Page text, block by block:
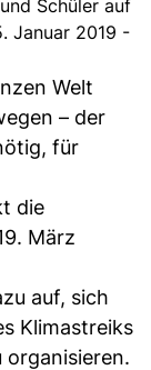
Schüler auf
Januar 2019 -
Welt
– der
für
die
März
auf, sich
Klimastreiks
organisieren.